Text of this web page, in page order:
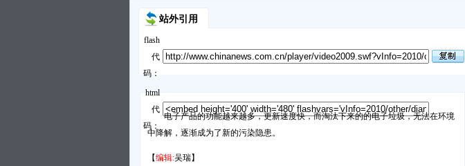
站外引用
flash
代
码：
html
代
码：
电子产品的功能越来越多，更新速度快，而淘汰下来的的电子垃圾，无法在环境
中降解，逐渐成为了新的污染隐患。
【编辑:吴瑞】